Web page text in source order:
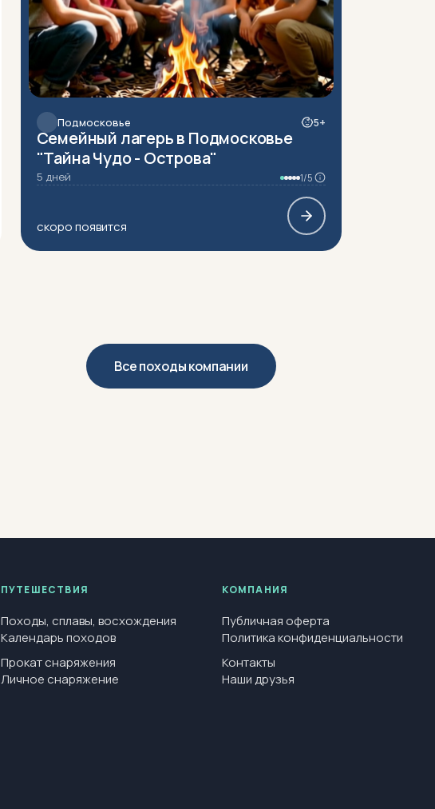
Подмосковье 5+
Семейный лагерь в Подмосковье
"Тайна Чудо - Острова"
5 дней 1/5
скоро появится
Все походы компании
ПУТЕШЕСТВИЯ
Походы, сплавы, восхождения
Календарь походов
Прокат снаряжения
Личное снаряжение
КОМПАНИЯ
Публичная оферта
Политика конфиденциальности
Контакты
Наши друзья